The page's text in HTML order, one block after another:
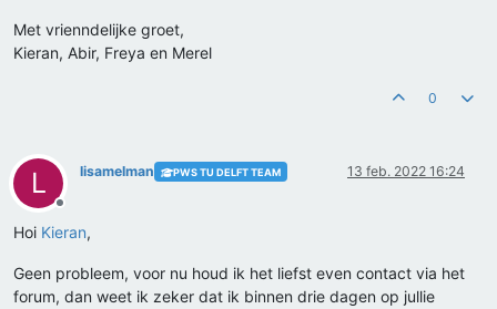
Met vrienndelijke groet,
Kieran, Abir, Freya en Merel
0
L
Offline
lisamelman PWS TU DELFT TEAM 13 feb. 2022 16:24
Hoi Kieran,
Geen probleem, voor nu houd ik het liefst even contact via het
forum, dan weet ik zeker dat ik binnen drie dagen op jullie